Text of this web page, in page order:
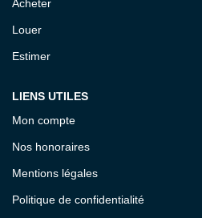
Acheter
Louer
Estimer
LIENS UTILES
Mon compte
Nos honoraires
Mentions légales
Politique de confidentialité